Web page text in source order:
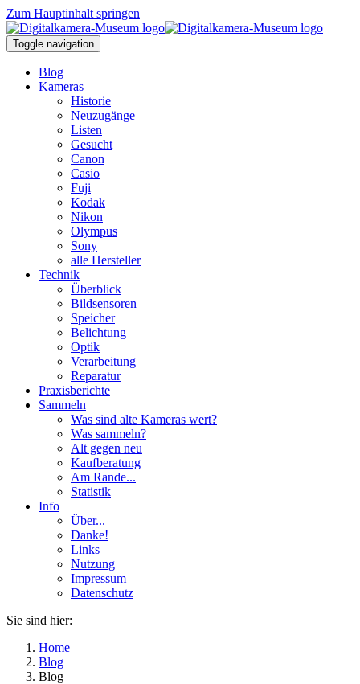
Zum Hauptinhalt springen
Toggle navigation
Blog
Kameras
Historie
Neuzugänge
Listen
Gesucht
Canon
Casio
Fuji
Kodak
Nikon
Olympus
Sony
alle Hersteller
Technik
Überblick
Bildsensoren
Speicher
Belichtung
Optik
Verarbeitung
Reparatur
Praxisberichte
Sammeln
Was sind alte Kameras wert?
Was sammeln?
Alt gegen neu
Kaufberatung
Am Rande...
Statistik
Info
Über...
Danke!
Links
Nutzung
Impressum
Datenschutz
Sie sind hier:
Home
Blog
Blog